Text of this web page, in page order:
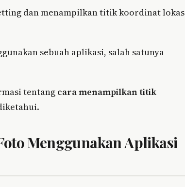
dan menampilkan titik koordinat
sebuah aplikasi, salah satunya
tentang cara menampilkan titik
Menggunakan Aplikasi